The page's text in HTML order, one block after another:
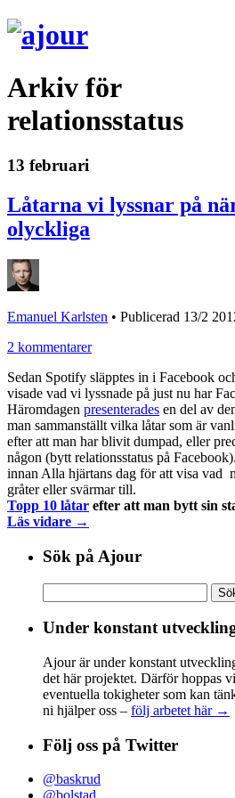
Arkiv för
relationsstatus
13 februari
Låtarna vi lyssnar på
olyckliga
Emanuel Karlsten • Publicerad 13/2
2 kommentarer
Sedan Spotify släpptes in i Facebook
visade vad vi lyssnade på just nu har
Häromdagen presenterades en del av
man sammanställt vilka låtar som är
efter att man har blivit dumpad, eller
någon (bytt relationsstatus på
innan Alla hjärtans dag för att visa vad
gråter eller svärmar till.
Topp 10 låtar efter att man bytt sin
Läs vidare →
Sök på Ajour
efter:
Under konstant
Ajour är under konstant
det här projektet. Därför hoppas
eventuella tokigheter som kan
ni hjälper oss – följ arbetet här →
Följ oss på Twitter
@baskrud